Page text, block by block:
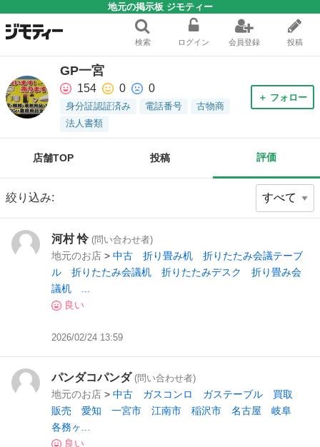
地元の掲示板 ジモティー
検索 ログイン 会員登録 投稿
GP一宮
154 0 0
身分証認証済み 電話番号
古物商
法人書類
＋ フォロー
店舗TOP 投稿 評価
絞り込み:
河村 怜 (問い合わせ者)
地元のお店 > 中古 折り畳み机 折りたたみ会議テーブ
ル 折りたたみ会議机 折りたたみデスク 折り畳み会
議机 ...
良い
2026/02/24 13:59
パンダコパンダ (問い合わせ者)
地元のお店 > 中古 ガスコンロ ガステーブル 買取
販売 愛知 一宮市 江南市 稲沢市 名古屋 岐阜
各務ヶ...
良い